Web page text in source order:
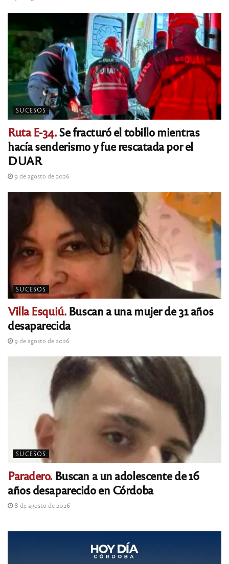
SUCESOS
Ruta E-34.Se fracturó el tobillo mientras
hacía senderismo y fue rescatada por el
DUAR
9 de agosto de 2026
SUCESOS
Villa Esquiú.Buscan a una mujer de 31 años
desaparecida
9 de agosto de 2026
SUCESOS
Paradero. Buscan a un adolescente de 16
años desaparecido en Córdoba
8 de agosto de 2026